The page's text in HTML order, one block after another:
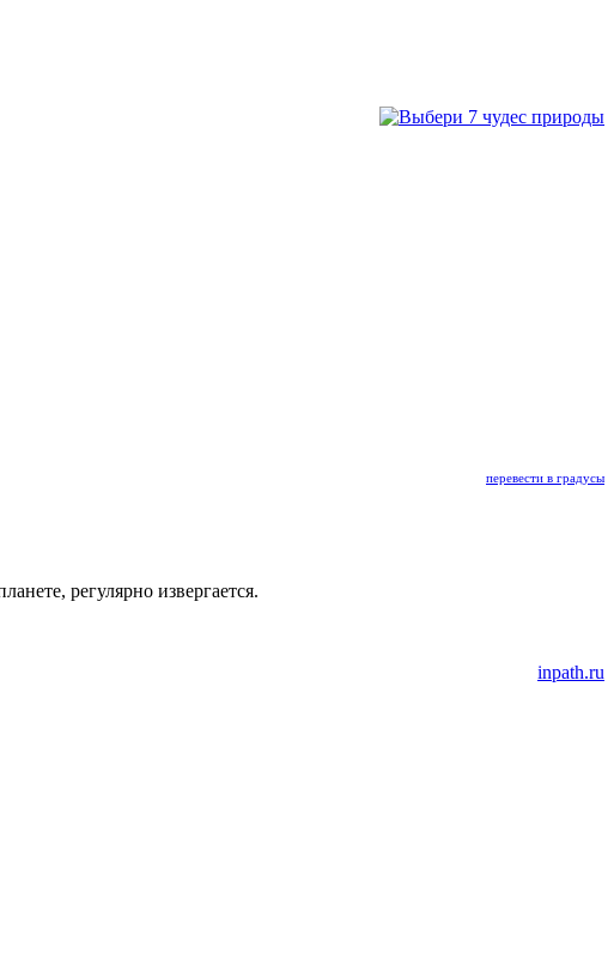
перевести в градусы
регулярно извергается.
inpath.ru